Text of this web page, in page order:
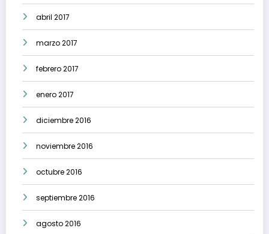
abril 2017
marzo 2017
febrero 2017
enero 2017
diciembre 2016
noviembre 2016
octubre 2016
septiembre 2016
agosto 2016